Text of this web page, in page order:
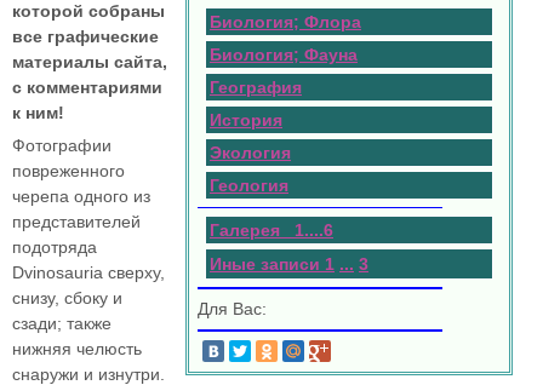
Биология; Флора
Биология; Фауна
География
История
Экология
Геология
Галерея 1....6
Иные записи 1 ... 3
Для Вас:
которой собраны
все графические
материалы сайта,
с комментариями
к ним!
Фотографии
повреженного
черепа одного из
представителей
подотряда
Dvinosauria сверху,
снизу, сбоку и
сзади; также
нижняя челюсть
снаружи и изнутри.